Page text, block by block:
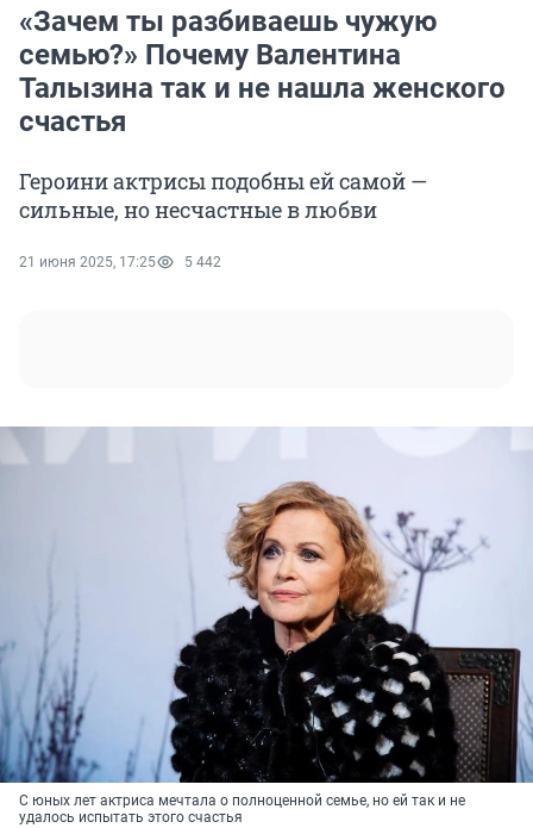
«Зачем ты разбиваешь чужую
семью?» Почему Валентина
Талызина так и не нашла женского
счастья
Героини актрисы подобны ей самой —
сильные, но несчастные в любви
21 июня 2025, 17:25 5 442
С юных лет актриса мечтала о полноценной семье, но ей так и не
удалось испытать этого счастья